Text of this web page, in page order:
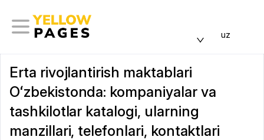
uz
Erta rivojlantirish maktablari
Oʻzbekistonda: kompaniyalar va
tashkilotlar katalogi, ularning
manzillari, telefonlari, kontaktlari